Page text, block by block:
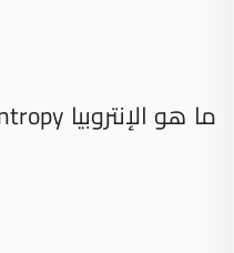
ما هو الإنتروبيا Entropy؟